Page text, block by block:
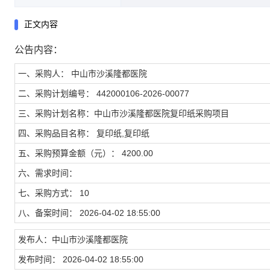
正文内容
公告内容：
一、采购人： 中山市沙溪隆都医院
二、采购计划编号： 442000106-2026-00077
三、采购计划名称：中山市沙溪隆都医院复印纸采购项目
四、采购品目名称： 复印纸,复印纸
五、采购预算金额（元）： 4200.00
六、需求时间：
七、采购方式： 10
八、备案时间： 2026-04-02 18:55:00
发布人：中山市沙溪隆都医院
发布时间： 2026-04-02 18:55:00